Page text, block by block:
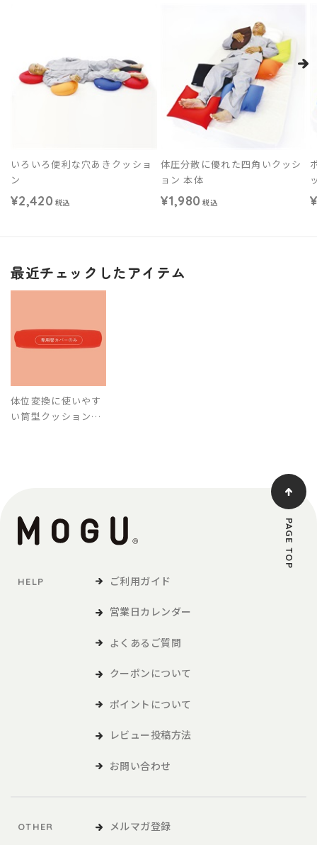
いろいろ便利な穴あきクッショ
ン
¥2,420 税込
体圧分散に優れた四角いクッシ
ョン 本体
¥1,980 税込
最近チェックしたアイテム
体位変換に使いやす
い筒型クッションロ
HELP ご利用ガイド
営業日カレンダー
よくあるご質問
クーポンについて
ポイントについて
レビュー投稿方法
お問い合わせ
OTHER メルマガ登録
PAGE TOP